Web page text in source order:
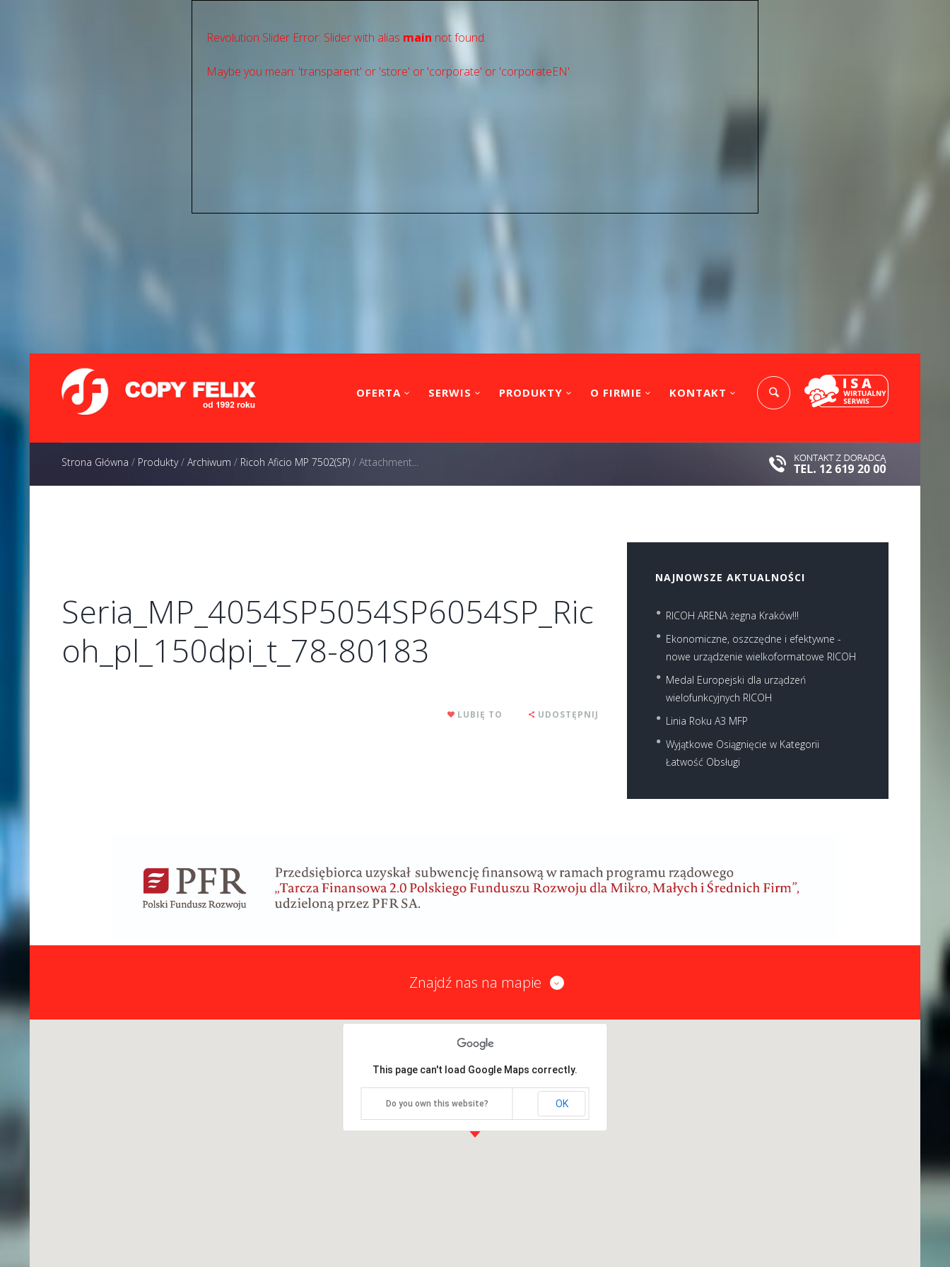
Revolution Slider Error: Slider with alias main not found.
Maybe you mean: 'transparent' or 'store' or 'сorporate' or 'corporateEN'
OFERTA SERWIS PRODUKTY O FIRMIE KONTAKT
Strona Główna / Produkty/ Archiwum / Ricoh Aficio MP 7502(SP) / Attachment...
Seria_MP_4054SP5054SP6054SP_Ric
oh_pl_150dpi_t_78-80183
LUBIĘ TO UDOSTĘPNIJ
NAJNOWSZE AKTUALNOŚCI
RICOH ARENA żegna Kraków!!!
Ekonomiczne, oszczędne i efektywne -
nowe urządzenie wielkoformatowe RICOH
Medal Europejski dla urządzeń
wielofunkcyjnych RICOH
Linia Roku A3 MFP
Wyjątkowe Osiągnięcie w Kategorii
Łatwość Obsługi
Znajdź nas na mapie
This page can't load Google Maps correctly.
Do you own this website? OK